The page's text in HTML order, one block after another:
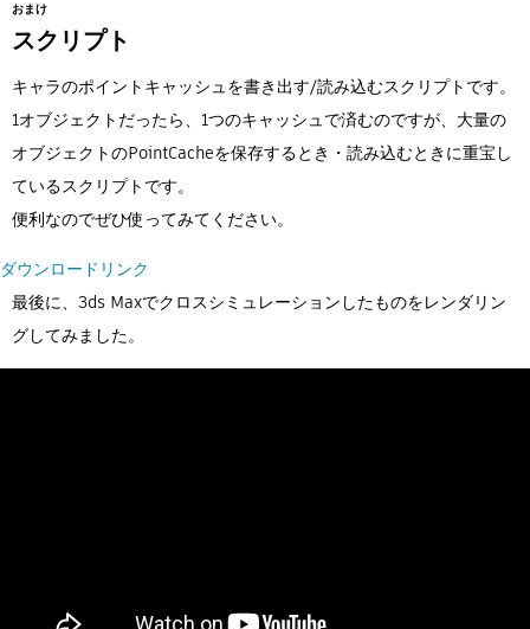
おまけ
スクリプト
キャラのポイントキャッシュを書き出す/読み込むスクリプトです。
1オブジェクトだったら、1つのキャッシュで済むのですが、大量の
オブジェクトのPointCacheを保存するとき・読み込むときに重宝し
ているスクリプトです。
便利なのでぜひ使ってみてください。
ダウンロードリンク
最後に、3ds Maxでクロスシミュレーションしたものをレンダリン
グしてみました。